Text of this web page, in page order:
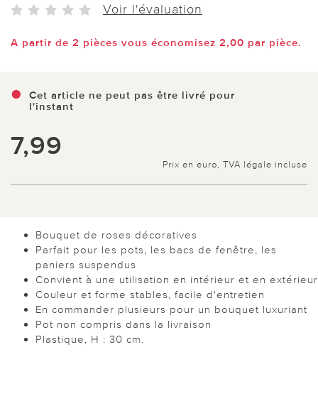
Voir l'évaluation
A partir de 2 pièces vous économisez 2,00 par pièce.
Cet article ne peut pas être livré pour
l'instant
7,99
Prix en euro, TVA légale incluse
Bouquet de roses décoratives
Parfait pour les pots, les bacs de fenêtre, les
paniers suspendus
Convient à une utilisation en intérieur et en extérieur
Couleur et forme stables, facile d'entretien
En commander plusieurs pour un bouquet luxuriant
Pot non compris dans la livraison
Plastique, H : 30 cm.